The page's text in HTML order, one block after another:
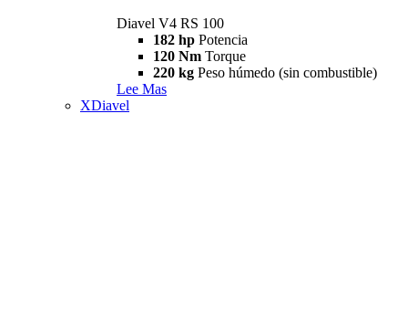
Diavel V4 RS 100
182 hp Potencia
120 Nm Torque
220 kg Peso húmedo (sin combustible)
Lee Mas
XDiavel